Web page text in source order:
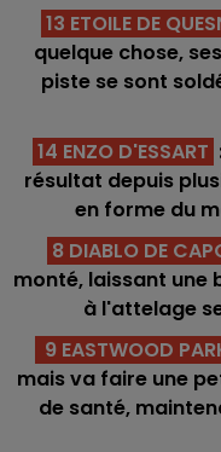
13 ETOILE DE
quelque chose,
piste se sont
14 ENZO D'ESSART
résultat depuis
en forme du
8 DIABLO DE
monté, laissant une
à l'attelage
9 EASTWOOD
mais va faire une
de santé,